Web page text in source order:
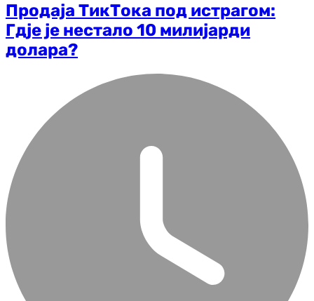
Продаја ТикТока под истрагом:
Гдје је нестало 10 милијарди
долара?